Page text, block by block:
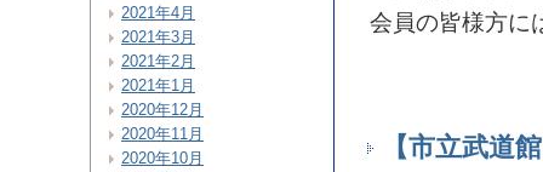
会員の皆様方に
【市立武道
2021年4月
2021年3月
2021年2月
2021年1月
2020年12月
2020年11月
2020年10月